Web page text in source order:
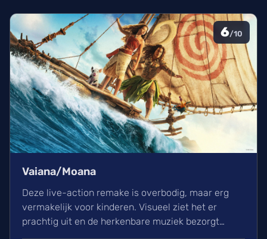
6/10
Vaiana/Moana
Deze live-action remake is overbodig, maar erg
vermakelijk voor kinderen. Visueel ziet het er
prachtig uit en de herkenbare muziek bezorgt